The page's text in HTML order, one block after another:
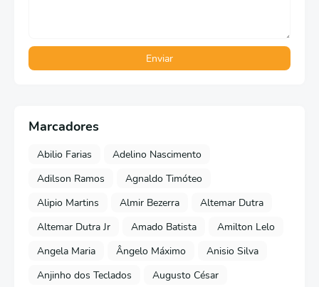
Marcadores
Abilio Farias
Adelino Nascimento
Adilson Ramos
Agnaldo Timóteo
Alipio Martins
Almir Bezerra
Altemar Dutra
Altemar Dutra Jr
Amado Batista
Amilton Lelo
Angela Maria
Ângelo Máximo
Anisio Silva
Anjinho dos Teclados
Augusto César